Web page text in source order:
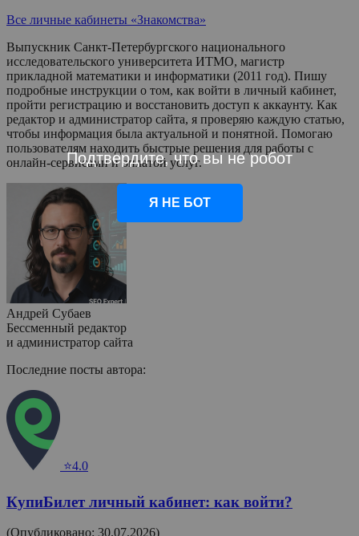
Все личные кабинеты «Знакомства»
Выпускник Санкт-Петербургского национального
исследовательского университета ИТМО, магистр
прикладной математики и информатики (2011 год). Пишу
подробные инструкции о том, как войти в личный кабинет,
пройти регистрацию и восстановить доступ к аккаунту. Как
редактор и администратор сайта, я проверяю каждую статью,
чтобы информация была актуальной и понятной. Помогаю
пользователям находить быстрые решения для работы с
онлайн-сервисами и оплатой услуг.
Андрей Субаев
Бессменный редактор
и администратор сайта
Последние посты автора:
⭐4.0
КупиБилет личный кабинет: как войти?
(Опубликовано: 30.07.2026)
Подтвердите, что вы не робот
Я НЕ БОТ